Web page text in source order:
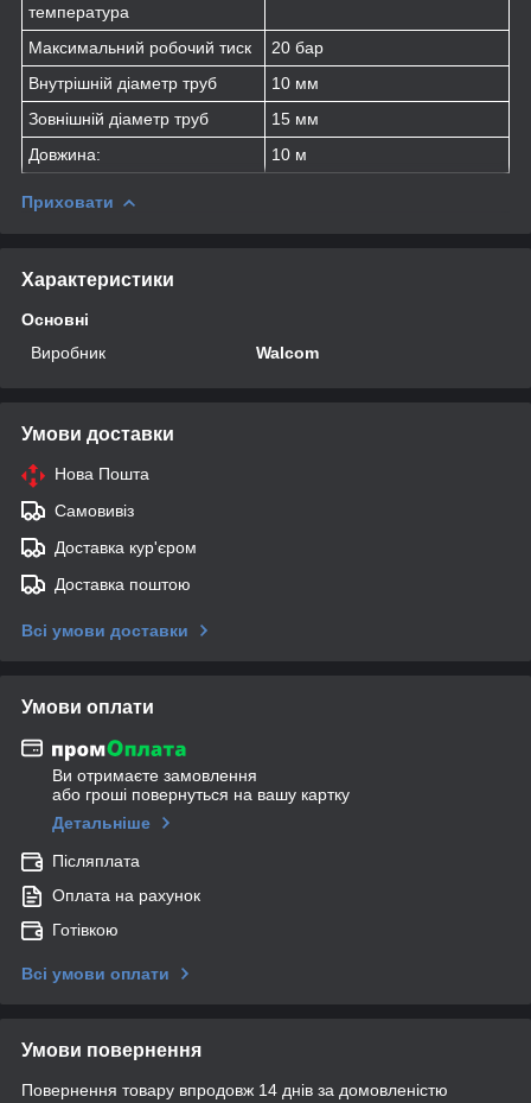
температура
Максимальний робочий тиск
20 бар
Внутрішній діаметр труб
10 мм
Зовнішній діаметр труб
15 мм
Довжина:
10 м
Приховати
Характеристики
Основні
Виробник
Walcom
Умови доставки
Нова Пошта
Самовивіз
Доставка кур'єром
Доставка поштою
Всі умови доставки
Умови оплати
Ви отримаєте замовлення
або гроші повернуться на вашу картку
Детальніше
Післяплата
Оплата на рахунок
Готівкою
Всі умови оплати
Умови повернення
Повернення товару впродовж 14 днів за домовленістю